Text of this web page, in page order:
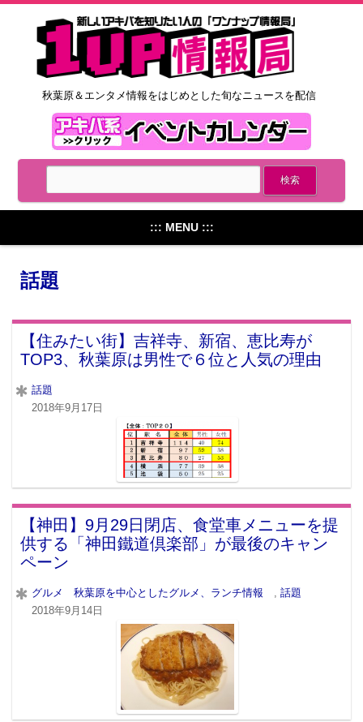
秋葉原＆エンタメ情報をはじめとした旬なニュースを配信
::: MENU :::
話題
【住みたい街】吉祥寺、新宿、恵比寿が
TOP3、秋葉原は男性で６位と人気の理由
話題
2018年9月17日
【神田】9月29日閉店、食堂車メニューを提
供する「神田鐵道倶楽部」が最後のキャン
ペーン
グルメ 秋葉原を中心としたグルメ、ランチ情報 , 話題
2018年9月14日